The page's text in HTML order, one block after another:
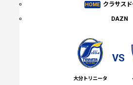
HOME クラサス
DAZN
大分トリニータ
VS